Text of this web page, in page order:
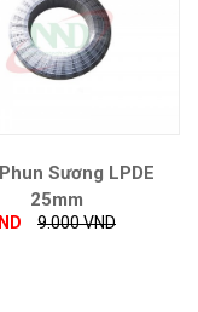
Sương LPDE
25mm
9.000 VND